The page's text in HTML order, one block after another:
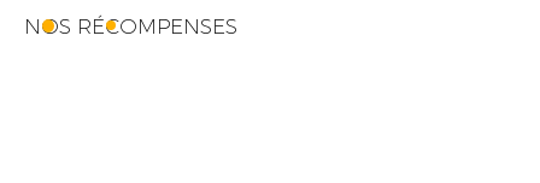
NOS RÉCOMPENSES